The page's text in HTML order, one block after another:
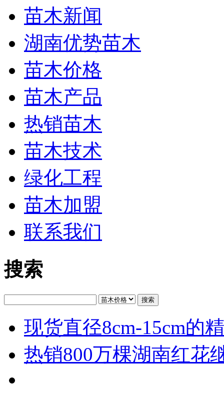
苗木新闻
湖南优势苗木
苗木价格
苗木产品
热销苗木
苗木技术
绿化工程
苗木加盟
联系我们
搜索
搜索
现货直径8cm-15cm的
热销800万棵湖南红花